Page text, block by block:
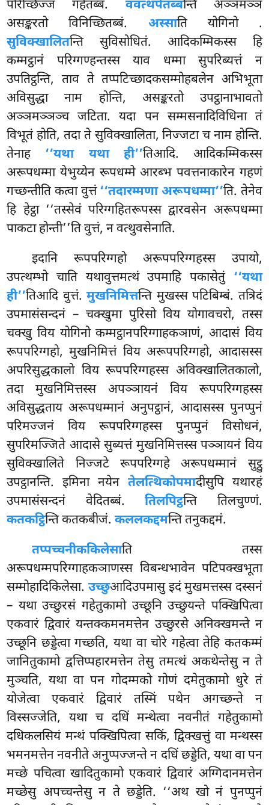
परिच्छिज्ज गहेतब्बं. ववत्थपेतब्बन्ति अञ्ञमञ्ञं
असङ्करतो विनिच्छितब्बं. अस्साति योगिनो .
सुविक्खालितन्ति सुविसोधितं. आदिकम्मिकस्स हि
कम्मट्ठानं परिग्गण्हन्तस्स याव धम्मा सुपरिब्यत्तं न
उपतिट्ठन्ति, ताव ते तप्पटिच्छादकसम्मोहबलेन अभिभूता
अविसुद्धा नाम होन्ति, असङ्करतो उपट्ठानाभावतो
अञ्ञमञ्ञञ्च जटिता. यदा पन सम्मसनादिविधिना तं
विभूतं होति, तदा ते सुविक्खालिता, निज्जटा च नाम होन्ति.
तेनाह ‘‘यथा यथा ही’’तिआदि. आदिकम्मिकस्स
अरूपधम्मा येभुय्येन रूपधम्मे आरब्भ पवत्तनाकारेन गहणं
गच्छन्तीति कत्वा वुत्तं‘‘तदारम्मणा अरूपधम्मा’’ति. तेनेव
हि हेट्ठा ‘‘तस्सेवं परिग्गहितरूपस्स द्वारवसेन अरूपधम्मा
पाकटा होन्ती’’ति वुत्तं, न वत्थुवसेनाति.
इदानि रूपपरिग्गहो अरूपपरिग्गहस्स उपायो,
उपत्थम्भो चाति यथावुत्तमत्थं उपमाहि पकासेतुं ‘‘यथा
ही’’तिआदि वुत्तं.मुखनिमित्तन्ति मुखस्स पटिबिम्बं. तत्रिदं
उपमासंसन्दनं – चक्खुमा पुरिसो विय योगावचरो, तस्स
चक्खु विय योगिनो कम्मट्ठानपरिग्गाहकञाणं, आदासं विय
रूपपरिग्गहो, मुखनिमित्तं विय अरूपपरिग्गहो, आदासस्स
अपरिसुद्धकालो विय रूपपरिग्गहस्स अविक्खालितकालो,
तदा मुखनिमित्तस्स अपञ्ञायनं विय रूपपरिग्गहस्स
अविसुद्धताय अरूपधम्मानं अनुपट्ठानं, आदासस्स पुनप्पुनं
परिमज्जनं विय रूपपरिग्गहस्स पुनप्पुनं विसोधनं,
सुपरिमज्जिते आदासे सुब्यत्तं मुखनिमित्तस्स पञ्ञायनं विय
सुविक्खालिते निज्जटे रूपपरिग्गहे अरूपधम्मानं सुट्ठु
उपट्ठानन्ति. इमिना नयेन तेलत्थिकोपमादीसुपि यथारहं
उपमासंसन्दनं वेदितब्बं.तिलपिट्ठन्ति तिलचुण्णं.
कतकट्ठिन्ति कतकबीजं.कललकद्दमन्ति तनुकद्दमं.
तप्पच्चनीककिलेसाति तस्स
अरूपधम्मपरिग्गाहकञाणस्स विबन्धभावेन पटिपक्खभूता
सम्मोहादिकिलेसा. उच्छुआदिउपमासु इदं मुखमत्तस्स दस्सनं
– यथा उच्छुरसं गहेतुकामो उच्छूनि उच्छुयन्ते पक्खिपित्वा
एकवारं द्विवारं यन्तक्कमनमत्तेन उच्छुरसे अनिक्खमन्ते न
उच्छूनि छड्डेत्वा गच्छति, यथा वा चोरे गहेत्वा तेहि कतकम्मं
जानितुकामो द्वत्तिप्पहारमत्तेन तेसु तमत्थं अकथेन्तेसु न ते
मुञ्चति, यथा वा पन गोदम्मको गोणं दमेतुकामो धुरे तं
योजेत्वा एकवारं द्विवारं तस्मिं पथेन अगच्छन्ते न
विस्सज्जेति, यथा च दधिं मन्थेत्वा नवनीतं गहेतुकामो
दधिकलसियं मन्थं पक्खिपित्वा सकिं, द्विक्खत्तुं वा मन्थस्स
भमनमत्तेन नवनीते अनुप्पज्जन्ते न दधिं छड्डेति, यथा वा पन
मच्छे पचित्वा खादितुकामो एकवारं द्विवारं अग्गिदानमत्तेन
मच्छेसु अपच्चन्तेसु न ते छड्डेति. ‘‘अथ खो नं पुनप्पुनं